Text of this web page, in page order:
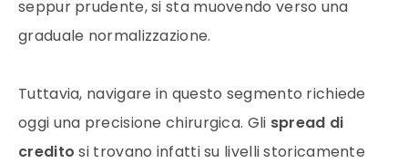
seppur prudente, si sta muovendo verso una
graduale normalizzazione.
Tuttavia, navigare in questo segmento richiede
oggi una precisione chirurgica. Gli spread di
credito si trovano infatti su livelli storicamente